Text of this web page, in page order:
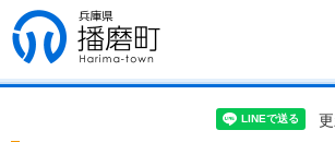
兵庫県 播磨
町